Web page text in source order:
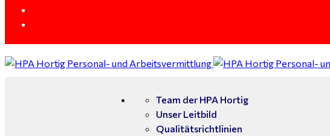
Team der HPA Hortig
Unser Leitbild
Qualitätsrichtlinien